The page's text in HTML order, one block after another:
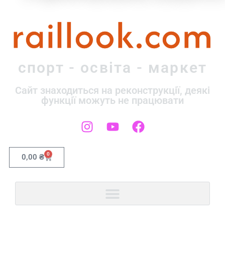
raillook.com
спорт - освіта - маркет
Сайт знаходиться на реконструкції, деякі
функції можуть не працювати
0,00 ₴ 0